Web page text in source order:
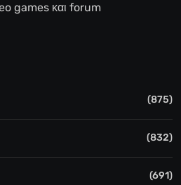
games και forum
(875)
(832)
(691)